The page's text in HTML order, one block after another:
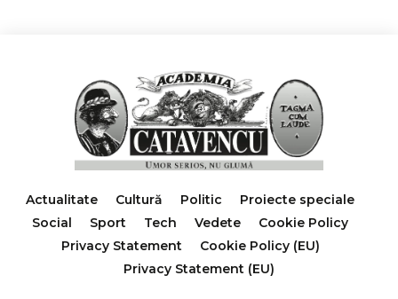
Actualitate Cultură Politic
Proiecte speciale
Social
Sport Tech Vedete
Cookie Policy
Privacy Statement
Cookie Policy (EU)
Privacy Statement (EU)